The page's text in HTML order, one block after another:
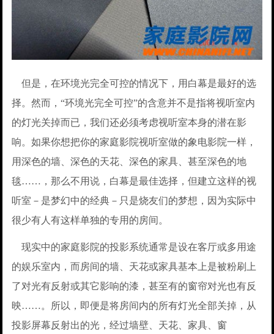
但是，在环境光完全可控的情况下，用白幕是最好的选
择。然而，“环境光完全可控”的含意并不是指将视听室内
的灯光关掉而已，我们还必须考虑视听室本身的潜在影
响。如果你想把你的家庭影院视听室做的象电影院一样，
用深色的墙、深色的天花、深色的家具、甚至深色的地
毯……，那么不用说，白幕是最佳选择，但建立这样的视
听室－是梦幻中的经典－只是烧友们的梦想，因为实际中
很少有人有这样单独的专用的房间。
现实中的家庭影院的投影系统通常是设在客厅或多用途
的娱乐室内，而房间的墙、天花或家具基本上是被粉刷上
了对光有反射或其它影响的漆，甚至有的窗帘对光也有反
映……。所以，即便是将房间内的所有灯光全部关掉，从
投影屏幕反射出的光，经过墙壁、天花、家具、窗